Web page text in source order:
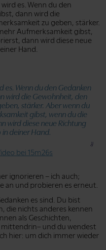
es. Wenn du den
dann wird die
zu geben, stärker.
Aufmerksamkeit gibst,
dann wird diese neue
Hand.
es. Wenn du den Gedanken
wird die Gewohnheit, den
stärker. Aber wenn du
gibst, wenn du die
wird diese neue Richtung
in deiner Hand.
bei 15m26s
ignorieren – ich auch;
an und probieren es erneut.
es sind. Du bist
die nichts anderes kennen
als Geschichten,
und du wendest
hier: um dich immer wieder